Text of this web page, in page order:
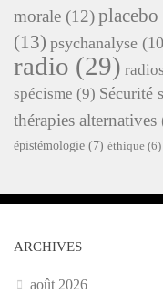
morale (12)placebo
(13) psychanalyse
radio (29) radios
spécisme (9) Sécurité
thérapies alternatives
épistémologie (7) éthique (6)
ARCHIVES
août 2026